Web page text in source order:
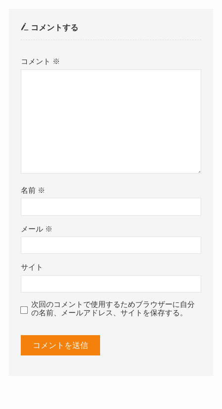
コメントする
コメント ※
名前 ※
メール ※
サイト
次回のコメントで使用するためブラウザーに自分
の名前、メールアドレス、サイトを保存する。